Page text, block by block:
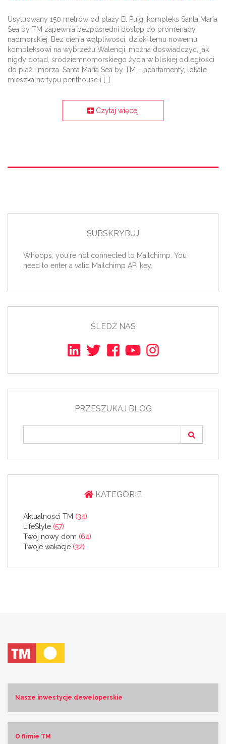
Usytuowany 150 metrów od plaży El Puig, kompleks Santa María
Sea by TM zapewnia bezpośredni dostęp do promenady
nadmorskiej. Bez cienia wątpliwości, dzięki temu nowemu
kompleksowi na wybrzeżu Walencji, można doświadczyć, jak
nigdy dotąd, śródziemnomorskiego życia w bliskiej odległości
do plaż i morza. Santa María Sea by TM – apartamenty, lokale
mieszkalne typu penthouse i […]
Czytaj więcej
SUBSKRYBUJ
Whoops, you're not connected to Mailchimp. You
need to enter a valid Mailchimp API key.
ŚLEDŹ NAS
PRZESZUKAJ BLOG
KATEGORIE
Aktualności TM (34)
LifeStyle (57)
Twój nowy dom (64)
Twoje wakacje (32)
Nasze inwestycje deweloperskie
Costa de Almería
O firmie TM